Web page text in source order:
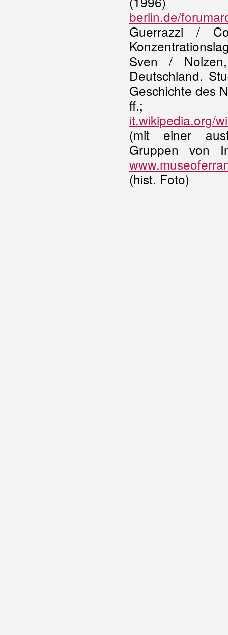
berlin.de/
Guerrazzi /
Sven /
Deutschland.
Geschichte des
ff.;
it.wikipedia.org/
(mit einer
Gruppen von
(hist. Foto)